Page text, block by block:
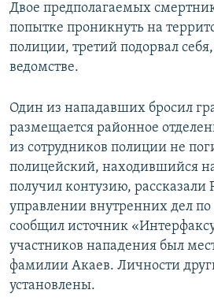
Двое предполагаемых
попытке проникнуть на
полиции, третий подорвал
ведомстве.
Один из нападавших бросил
размещается районное
из сотрудников полиции не
полицейский, находившийся
получил контузию, рассказали
управлении внутренних дел
сообщил источник
участников нападения был
фамилии Акаев. Личности
установлены.